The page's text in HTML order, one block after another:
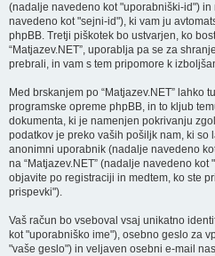
(nadalje navedeno kot "uporabniški-id")
navedeno kot "sejni-id"), ki vam ju
phpBB. Tretji piškotek bo ustvarjen, ko
“Matjazev.NET”, uporablja pa se za
prebrali, in vam s tem pripomore k
Med brskanjem po “Matjazev.NET” lahko
programske opreme phpBB, in to kljub
dokumenta, ki je namenjen pokrivanju
podatkov je preko vaših pošiljk nam, ki
anonimni uporabnik (nadalje navedeno
na “Matjazev.NET” (nadalje navedeno
objavite po registraciji in medtem, ko ste
prispevki").
Vaš račun bo vseboval vsaj unikatno
kot "uporabniško ime"), osebno geslo za
"vaše geslo") in veljaven osebni e-mail